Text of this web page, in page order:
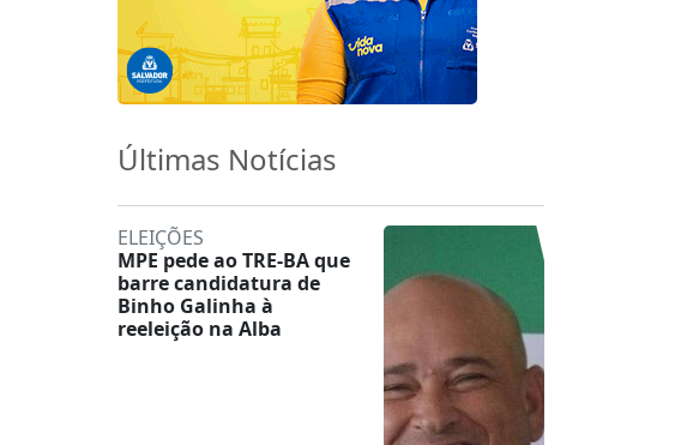
Últimas Notícias
ELEIÇÕES
MPE pede ao TRE-BA que
barre candidatura de
Binho Galinha à
reeleição na Alba